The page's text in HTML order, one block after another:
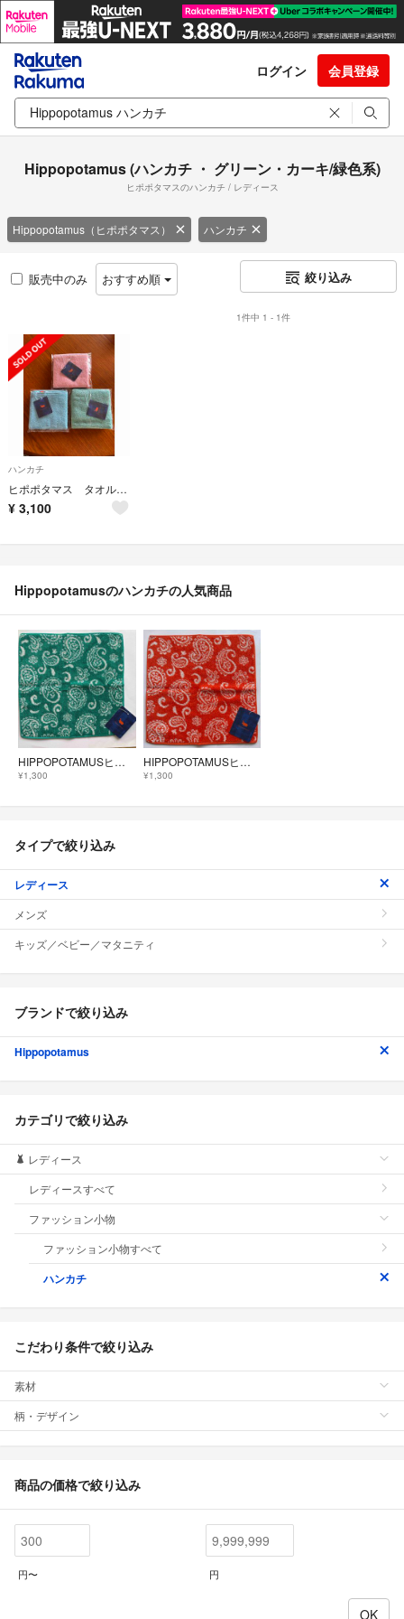
ログイン 会員登録
Hippopotamus (ハンカチ ・ グリーン・カーキ/緑色系)
ヒポポタマスのハンカチ / レディース
Hippopotamus（ヒポポタマス） ハンカチ
販売中のみ おすすめ順 絞り込み
1件中 1 - 1件
ハンカチ
ヒポポタマス タオルハンカチ 3枚
¥ 3,100
Hippopotamusのハンカチの人気商品
HIPPOPOTAMUSヒポポタマス ハンカチーフタオル
¥1,300
HIPPOPOTAMUSヒポポタマス ハンカチーフタオル
¥1,300
タイプで絞り込み
レディース
メンズ
キッズ／ベビー／マタニティ
ブランドで絞り込み
Hippopotamus
カテゴリで絞り込み
レディース
レディースすべて
ファッション小物
ファッション小物すべて
ハンカチ
こだわり条件で絞り込み
素材
柄・デザイン
商品の価格で絞り込み
円〜 円